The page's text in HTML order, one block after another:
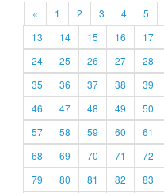
« 1 2 3 4 5
13
14 15 16 17
24
25 26 27 28
35
36 37 38 39
46
47 48 49 50
57
58 59 60 61
68
69 70 71 72
79
80 81 82 83